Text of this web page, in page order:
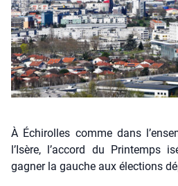
À Échirolles comme dans
l’Isère, l’accord du Printemps
gagner la gauche aux élections